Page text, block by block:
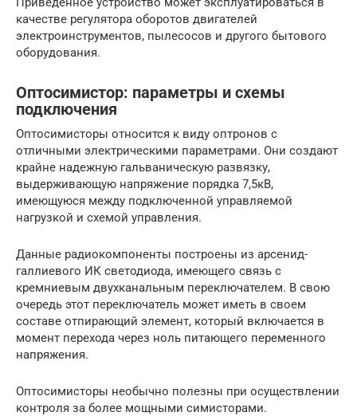
качестве регулятора оборотов двигателей
электроинструментов, пылесосов и другого бытового
оборудования.
Оптосимистор: параметры и схемы
подключения
Оптосимисторы относится к виду оптронов с
отличными электрическими параметрами. Они создают
крайне надежную гальваническую развязку,
выдерживающую напряжение порядка 7,5кВ,
имеющуюся между подключенной управляемой
нагрузкой и схемой управления.
Данные радиокомпоненты построены из арсенид-
галлиевого ИК светодиода, имеющего связь с
кремниевым двухканальным переключателем. В свою
очередь этот переключатель может иметь в своем
составе отпирающий элемент, который включается в
момент перехода через ноль питающего переменного
напряжения.
Оптосимисторы необычно полезны при осуществлении
контроля за более мощными симисторами.